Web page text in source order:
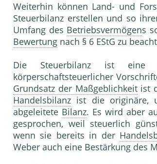
Weiterhin können Land- und
Steuerbilanz erstellen und so
Umfang des Betriebsvermögens
Bewertung nach § 6 EStG zu
Die Steuerbilanz ist eine
körperschaftsteuerlicher
Grundsatz der Maßgeblichkeitist
Handelsbilanz ist die originäre,
abgeleitete Bilanz. Es wird aber
gesprochen, weil steuerlich
wenn sie bereits in der
Weber auch eine Bestärkung des